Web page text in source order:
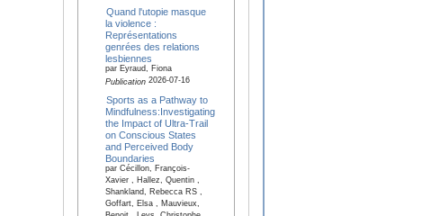
Quand l'utopie masque
la violence :
Représentations
genrées des relations
lesbiennes
par Eyraud, Fiona
Publication2026-07-16
Sports as a Pathway to
Mindfulness:Investigating
the Impact of Ultra-Trail
on Conscious States
and Perceived Body
Boundaries
par Cécillon, François-
Xavier , Hallez, Quentin ,
Shankland, Rebecca RS ,
Goffart, Elsa , Mauvieux,